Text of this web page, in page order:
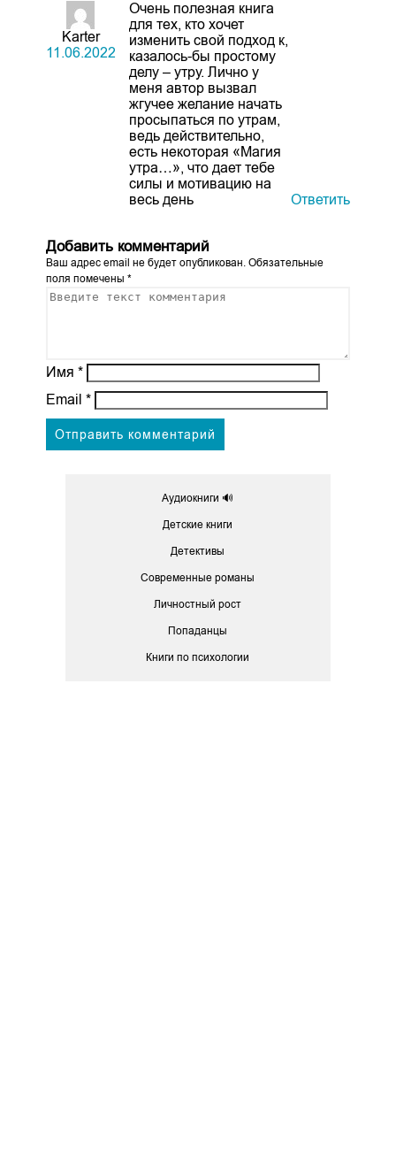
Karter
11.06.2022
Очень полезная книга
для тех, кто хочет
изменить свой подход к,
казалось-бы простому
делу – утру. Лично у
меня автор вызвал
жгучее желание начать
просыпаться по утрам,
ведь действительно,
есть некоторая «Магия
утра…», что дает тебе
силы и мотивацию на
весь день
Ответить
Добавить комментарий
Ваш адрес email не будет опубликован.Обязательные
поля помечены *
Имя *
Email *
Аудиокниги 🔊
Детские книги
Детективы
Современные романы
Личностный рост
Попаданцы
Книги по психологии